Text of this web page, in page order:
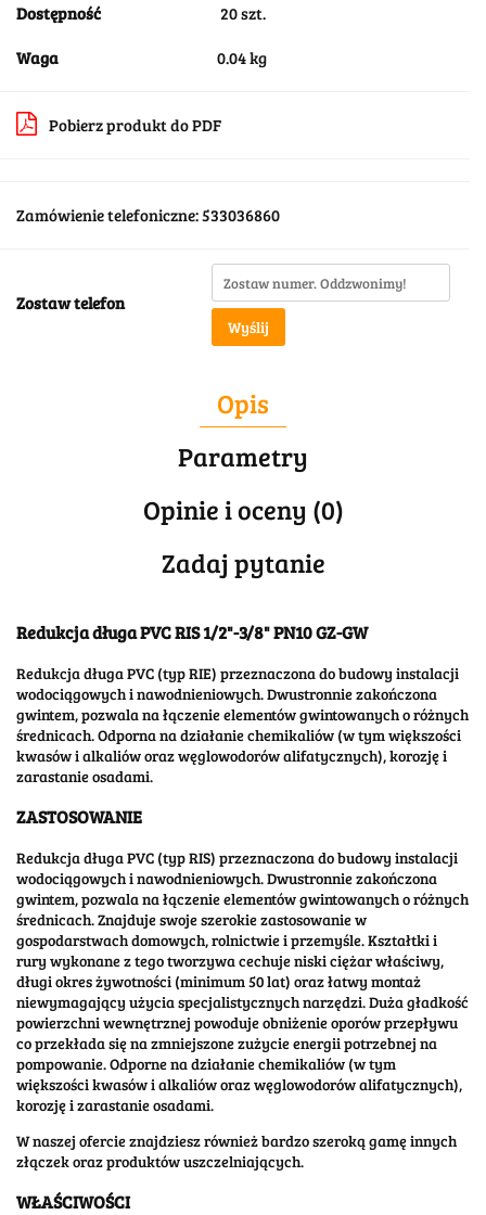
Dostępność 20szt.
Waga 0.04 kg
Pobierz produkt do PDF
Zamówienie telefoniczne: 533036860
Zostaw telefon
Wyślij
Opis
Parametry
Opinie i oceny (0)
Zadaj pytanie
Redukcja długa PVC RIS 1/2"-3/8" PN10 GZ-GW
Redukcja długa PVC (typ RIE) przeznaczona do budowy instalacji
wodociągowych i nawodnieniowych. Dwustronnie zakończona
gwintem, pozwala na łączenie elementów gwintowanych o różnych
średnicach. Odporna na działanie chemikaliów (w tym większości
kwasów i alkaliów oraz węglowodorów alifatycznych), korozję i
zarastanie osadami.
ZASTOSOWANIE
Redukcja długa PVC (typ RIS) przeznaczona do budowy instalacji
wodociągowych i nawodnieniowych. Dwustronnie zakończona
gwintem, pozwala na łączenie elementów gwintowanych o różnych
średnicach. Znajduje swoje szerokie zastosowanie w
gospodarstwach domowych, rolnictwie i przemyśle. Kształtki i
rury wykonane z tego tworzywa cechuje niski ciężar właściwy,
długi okres żywotności (minimum 50 lat) oraz łatwy montaż
niewymagający użycia specjalistycznych narzędzi. Duża gładkość
powierzchni wewnętrznej powoduje obniżenie oporów przepływu
co przekłada się na zmniejszone zużycie energii potrzebnej na
pompowanie. Odporne na działanie chemikaliów (w tym
większości kwasów i alkaliów oraz węglowodorów alifatycznych),
korozję i zarastanie osadami.
W naszej ofercie znajdziesz również bardzo szeroką gamę innych
złączek oraz produktów uszczelniających.
WŁAŚCIWOŚCI